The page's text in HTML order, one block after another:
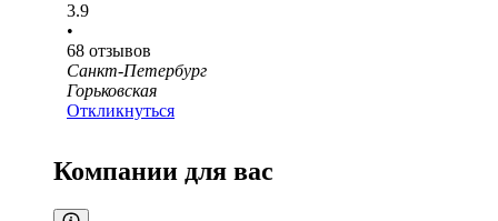
3.9
•
68 отзывов
Санкт-Петербург
Горьковская
Откликнуться
Компании для вас